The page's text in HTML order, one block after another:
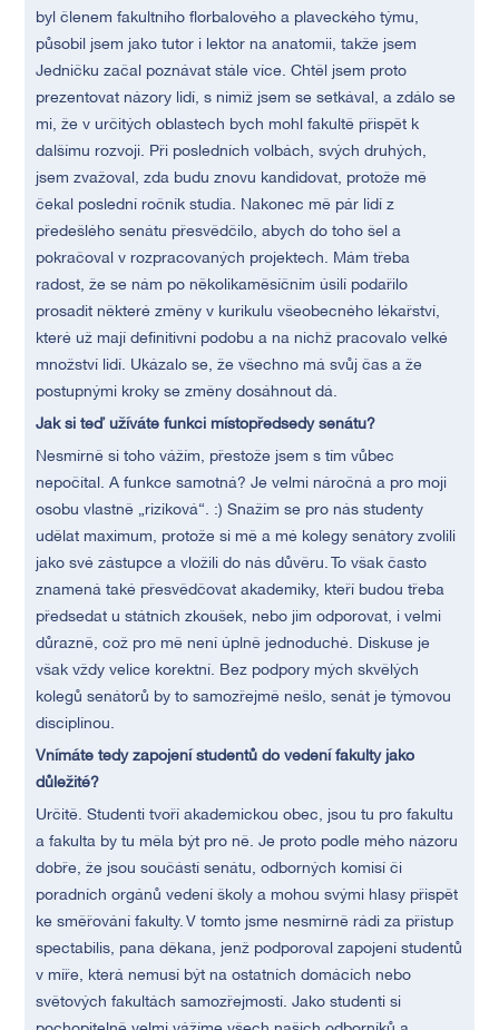
byl členem fakultního florbalového a plaveckého týmu,
působil jsem jako tutor i lektor na anatomii, takže jsem
Jedničku začal poznávat stále více. Chtěl jsem proto
prezentovat názory lidí, s nimiž jsem se setkával, a zdálo se
mi, že v určitých oblastech bych mohl fakultě přispět k
dalšímu rozvoji. Při posledních volbách, svých druhých,
jsem zvažoval, zda budu znovu kandidovat, protože mě
čekal poslední ročník studia. Nakonec mě pár lidí z
předešlého senátu přesvědčilo, abych do toho šel a
pokračoval v rozpracovaných projektech. Mám třeba
radost, že se nám po několikaměsíčním úsilí podařilo
prosadit některé změny v kurikulu všeobecného lékařství,
které už mají definitivní podobu a na nichž pracovalo velké
množství lidí. Ukázalo se, že všechno má svůj čas a že
postupnými kroky se změny dosáhnout dá.
Jak si teď užíváte funkci místopředsedy senátu?
Nesmírně si toho vážím, přestože jsem s tím vůbec
nepočítal. A funkce samotná? Je velmi náročná a pro moji
osobu vlastně „riziková“. :) Snažím se pro nás studenty
udělat maximum, protože si mě a mé kolegy senátory zvolili
jako své zástupce a vložili do nás důvěru. To však často
znamená také přesvědčovat akademiky, kteří budou třeba
předsedat u státních zkoušek, nebo jim odporovat, i velmi
důrazně, což pro mě není úplně jednoduché. Diskuse je
však vždy velice korektní. Bez podpory mých skvělých
kolegů senátorů by to samozřejmě nešlo, senát je týmovou
disciplínou.
Vnímáte tedy zapojení studentů do vedení fakulty jako
důležité?
Určitě. Studenti tvoří akademickou obec, jsou tu pro fakultu
a fakulta by tu měla být pro ně. Je proto podle mého názoru
dobře, že jsou součástí senátu, odborných komisí či
poradních orgánů vedení školy a mohou svými hlasy přispět
ke směřování fakulty. V tomto jsme nesmírně rádi za přístup
spectabilis, pana děkana, jenž podporoval zapojení studentů
v míře, která nemusí být na ostatních domácích nebo
světových fakultách samozřejmostí. Jako studenti si